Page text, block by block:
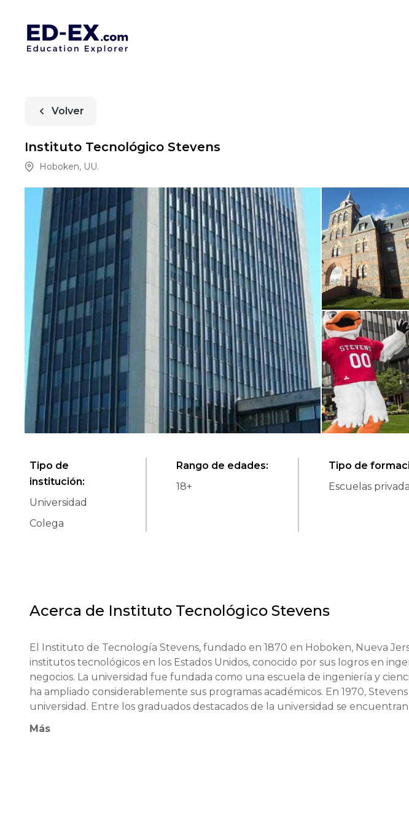
Volver
Instituto Tecnológico Stevens
Hoboken, UU.
Tipo de
institución:
Universidad
Colega
Rango de edades:
18+
Tipo de
Escuelas
Acerca de Instituto Tecnológico Stevens
El Instituto de Tecnología Stevens, fundado en 1870 en Hoboken, Nueva
institutos tecnológicos en los Estados Unidos, conocido por sus logros en
negocios. La universidad fue fundada como una escuela de ingeniería y
ha ampliado considerablemente sus programas académicos. En 1970,
universidad. Entre los graduados destacados de la universidad se
en negocios y gobierno. La universidad colabora activamente con
Más